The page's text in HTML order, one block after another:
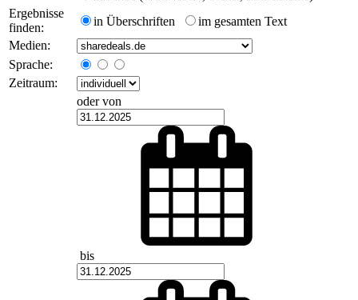
Ergebnisse
finden:
in Überschriften
im gesamten Text
Medien:
Sprache:
Zeitraum:
oder von
bis